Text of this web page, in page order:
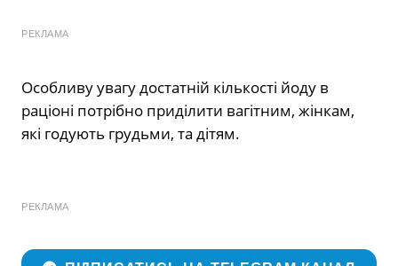
РЕКЛАМА
Особливу увагу достатній кількості йоду в
раціоні потрібно приділити вагітним, жінкам,
які годують грудьми, та дітям.
РЕКЛАМА